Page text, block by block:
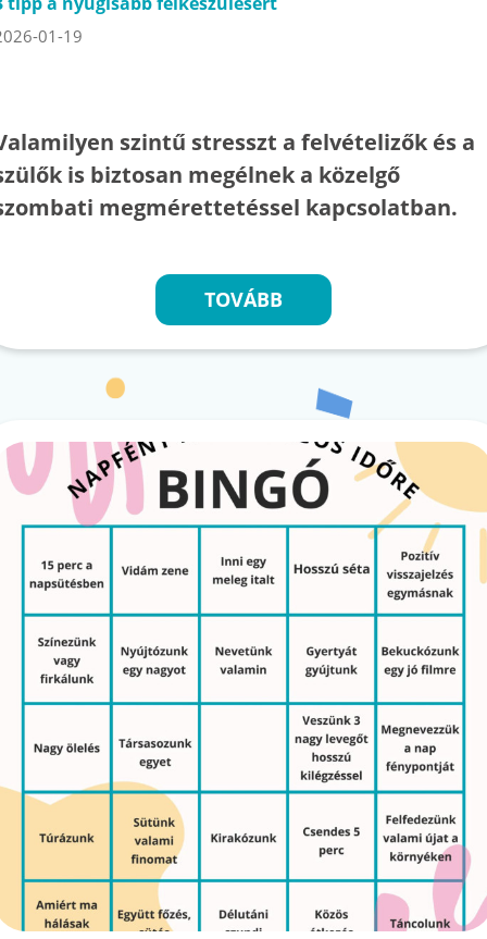
01-19
szintű stresszt a felvételizők és a
is biztosan megélnek a közelgő
megmérettetéssel kapcsolatban.
TOVÁBB